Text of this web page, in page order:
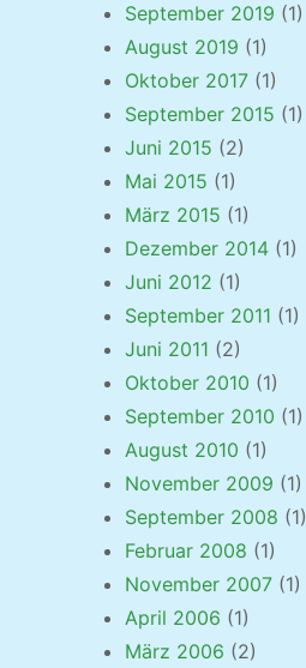
September 2019 (1)
August 2019 (1)
Oktober 2017 (1)
September 2015 (1)
Juni 2015 (2)
Mai 2015 (1)
März 2015 (1)
Dezember 2014 (1)
Juni 2012 (1)
September 2011 (1)
Juni 2011 (2)
Oktober 2010 (1)
September 2010 (1)
August 2010 (1)
November 2009 (1)
September 2008 (1)
Februar 2008 (1)
November 2007 (1)
April 2006 (1)
März 2006 (2)